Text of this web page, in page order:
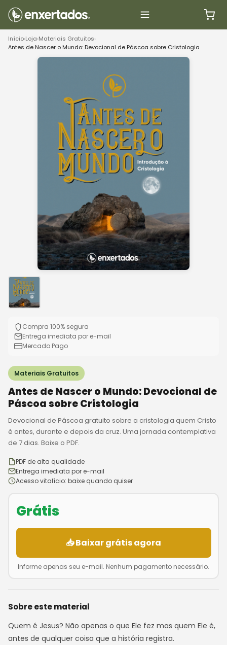
Início›Loja›Materiais Gratuitos›
Antes de Nascer o Mundo: Devocional de Páscoa sobre Cristologia
Compra 100% segura
Entrega imediata por e-mail
Mercado Pago
Materiais Gratuitos
Antes de Nascer o Mundo: Devocional de
Páscoa sobre Cristologia
Devocional de Páscoa gratuito sobre a cristologia quem Cristo
é antes, durante e depois da cruz. Uma jornada contemplativa
de 7 dias. Baixe o PDF.
PDF de alta qualidade
Entrega imediata por e-mail
Acesso vitalício: baixe quando quiser
Grátis
📥 Baixar grátis agora
Informe apenas seu e-mail. Nenhum pagamento necessário.
Sobre este material
Quem é Jesus? Não apenas o que Ele fez mas quem Ele é,
antes de qualquer coisa que a história registra.